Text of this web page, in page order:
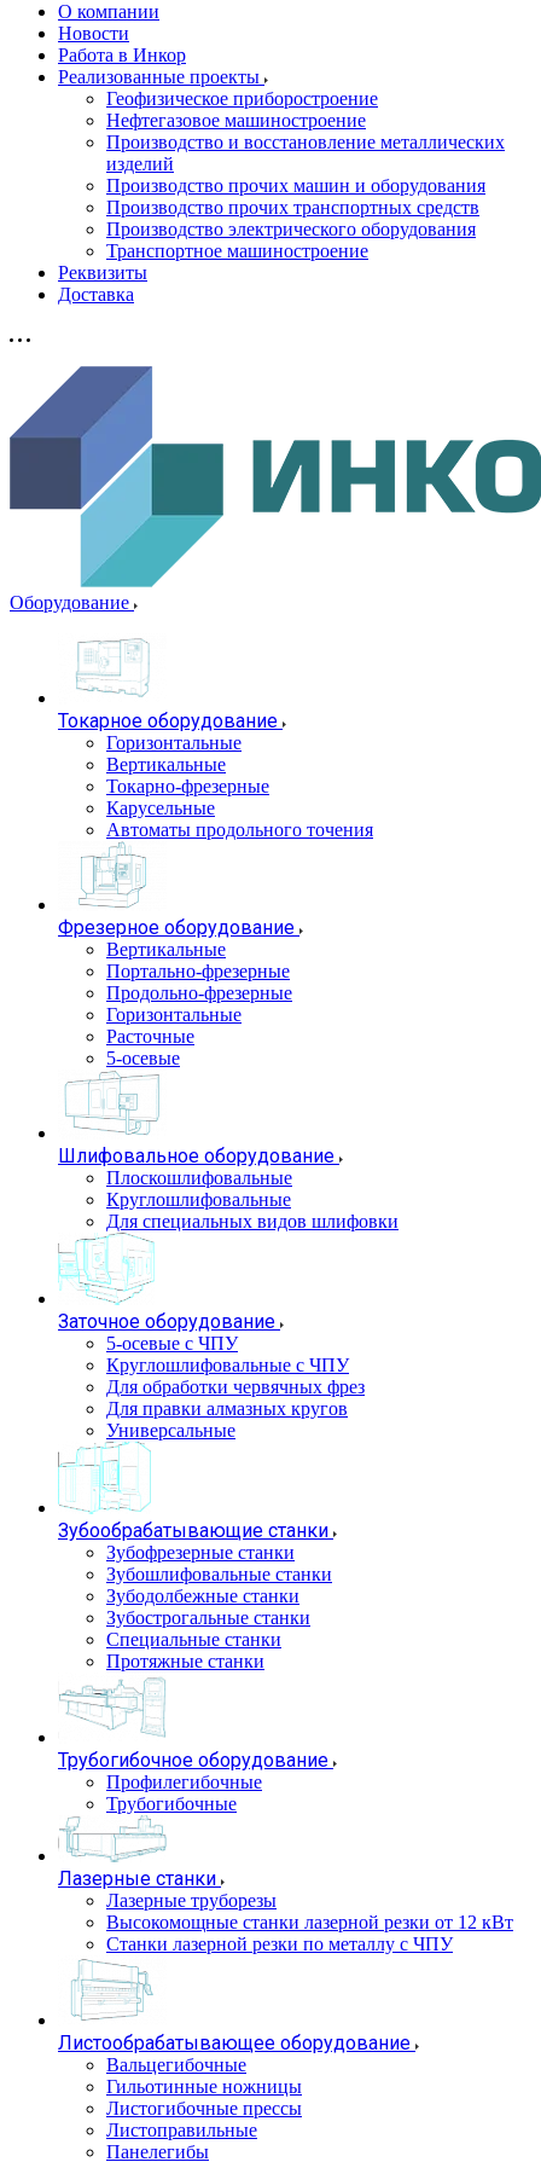
О компании
Новости
Работа в Инкор
Реализованные проекты
Геофизическое приборостроение
Нефтегазовое машиностроение
Производство и восстановление металлических
изделий
Производство прочих машин и оборудования
Производство прочих транспортных средств
Производство электрического оборудования
Транспортное машиностроение
Реквизиты
Доставка
Оборудование
Токарное оборудование
Горизонтальные
Вертикальные
Токарно-фрезерные
Карусельные
Автоматы продольного точения
Фрезерное оборудование
Вертикальные
Портально-фрезерные
Продольно-фрезерные
Горизонтальные
Расточные
5-осевые
Шлифовальное оборудование
Плоскошлифовальные
Круглошлифовальные
Для специальных видов шлифовки
Заточное оборудование
5-осевые с ЧПУ
Круглошлифовальные с ЧПУ
Для обработки червячных фрез
Для правки алмазных кругов
Универсальные
Зубообрабатывающие станки
Зубофрезерные станки
Зубошлифовальные станки
Зубодолбежные станки
Зубострогальные станки
Специальные станки
Протяжные станки
Трубогибочное оборудование
Профилегибочные
Трубогибочные
Лазерные станки
Лазерные труборезы
Высокомощные станки лазерной резки от 12 кВт
Станки лазерной резки по металлу с ЧПУ
Листообрабатывающее оборудование
Вальцегибочные
Гильотинные ножницы
Листогибочные прессы
Листоправильные
Панелегибы